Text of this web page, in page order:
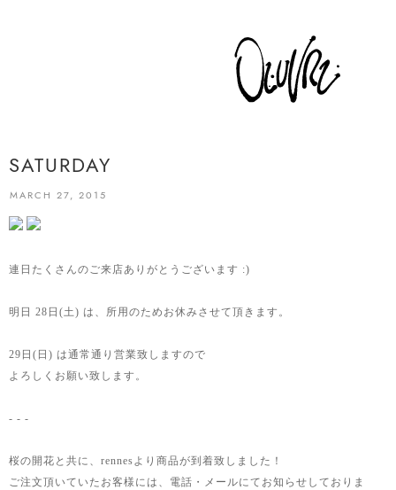
SATURDAY
MARCH 27, 2015
連日たくさんのご来店ありがとうございます :)
明日 28日(土) は、所用のためお休みさせて頂きます。
29日(日) は通常通り営業致しますので
よろしくお願い致します。
- - -
桜の開花と共に、rennesより商品が到着致しました！
ご注文頂いていたお客様には、電話・メールにてお知らせしておりま